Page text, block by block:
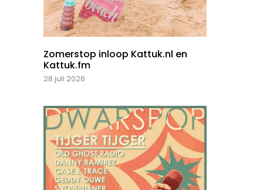
Zomerstop inloop Kattuk.nl en
Kattuk.fm
28 juli 2026